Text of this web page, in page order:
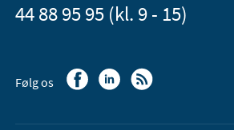
44 88 95 95 (kl. 9 - 15)
Følg os